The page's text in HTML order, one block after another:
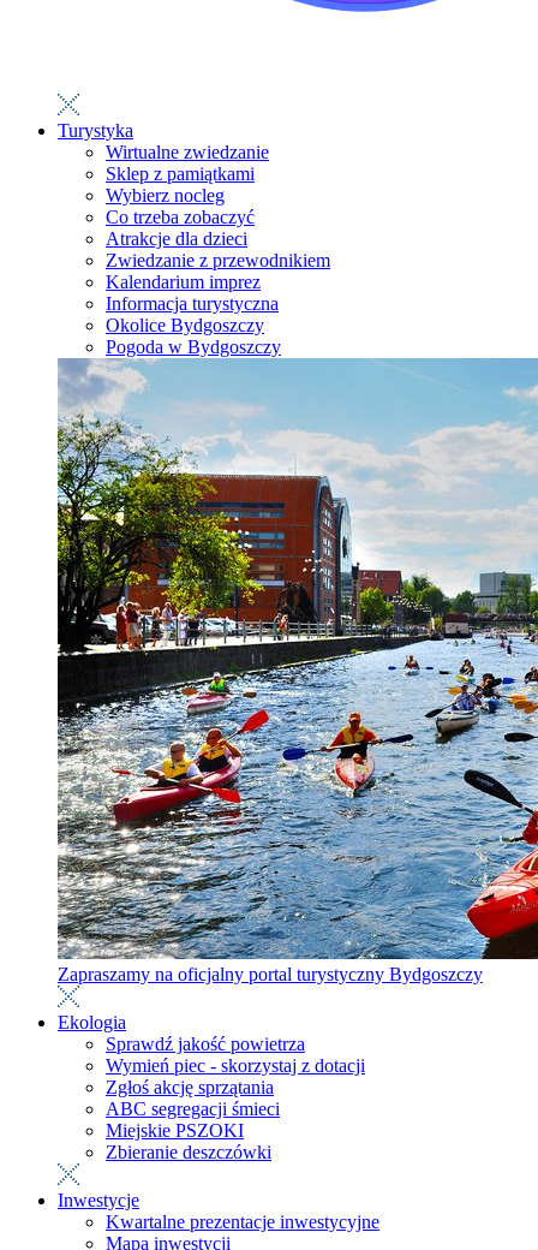
Turystyka
Wirtualne zwiedzanie
Sklep z pamiątkami
Wybierz nocleg
Co trzeba zobaczyć
Atrakcje dla dzieci
Zwiedzanie z przewodnikiem
Kalendarium imprez
Informacja turystyczna
Okolice Bydgoszczy
Pogoda w Bydgoszczy
Zapraszamy na oficjalny portal turystyczny Bydgoszczy
Ekologia
Sprawdź jakość powietrza
Wymień piec - skorzystaj z dotacji
Zgłoś akcję sprzątania
ABC segregacji śmieci
Miejskie PSZOKI
Zbieranie deszczówki
Inwestycje
Kwartalne prezentacje inwestycyjne
Mapa inwestycji